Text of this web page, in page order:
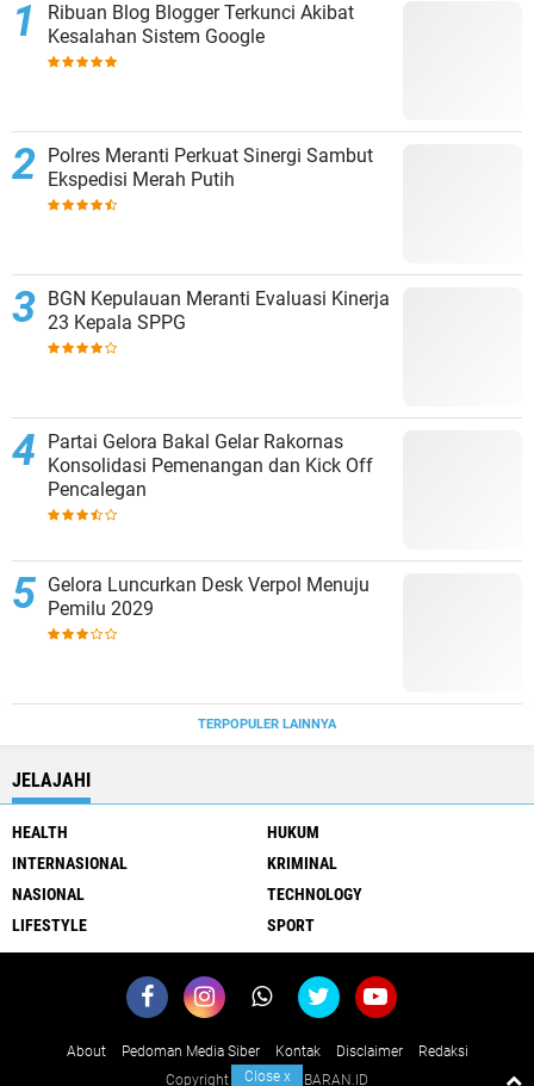
Ribuan Blog Blogger Terkunci Akibat
Kesalahan Sistem Google
Polres Meranti Perkuat Sinergi Sambut
Ekspedisi Merah Putih
BGN Kepulauan Meranti Evaluasi Kinerja
23 Kepala SPPG
Partai Gelora Bakal Gelar Rakornas
Konsolidasi Pemenangan dan Kick Off
Pencalegan
Gelora Luncurkan Desk Verpol Menuju
Pemilu 2029
TERPOPULER LAINNYA
JELAJAHI
HEALTH
HUKUM
INTERNASIONAL
KRIMINAL
NASIONAL
TECHNOLOGY
LIFESTYLE
SPORT
About Pedoman Media Siber Kontak Disclaimer
Redaksi
Copyright ©2026 KABARAN.ID
Close x